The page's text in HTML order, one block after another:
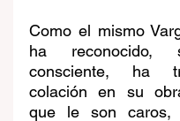
Como el mismo
ha reconocido,
consciente, ha
colación en su
que le son caros,